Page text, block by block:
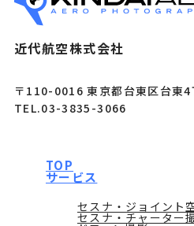
近代航空株式会社
〒110-0016 東京都台東区台東
TEL.03-3835-3066
TOP
サービス
セスナ・ジョイント
セスナ・チャーター